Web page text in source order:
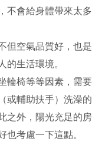
不會給身體帶來太多
但空氣品質好，也是
生活環境。
輪椅等等因素，需要
或輔助扶手）洗澡的
之外，陽光充足的房
考慮一下這點。